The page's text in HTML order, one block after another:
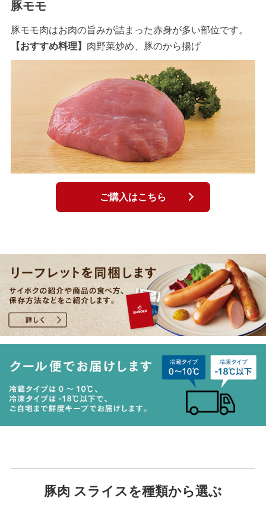
豚モモ
豚モモ肉はお肉の旨みが詰まった赤身が多い部位です。
【おすすめ料理】 肉野菜炒め、豚のから揚げ
ご購入はこちら
豚肉 スライスを種類から選ぶ